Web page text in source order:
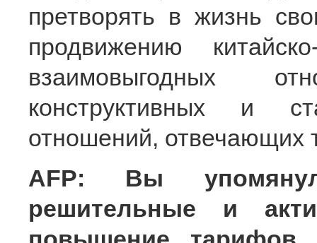
претворять в жизнь
продвижению
взаимовыгодных
конструктивных и
отношений, отвечающих
AFP: Вы
решительные и